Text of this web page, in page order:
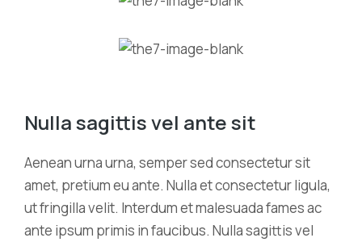
Nulla sagittis vel ante sit
Aenean urna urna, semper sed consectetur sit
amet, pretium eu ante. Nulla et consectetur ligula,
ut fringilla velit. Interdum et malesuada fames ac
ante ipsum primis in faucibus. Nulla sagittis vel